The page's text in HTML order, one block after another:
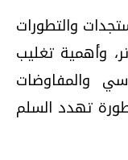
والتطورات
وأهمية تغليب
والمفاوضات
تهدد السلم